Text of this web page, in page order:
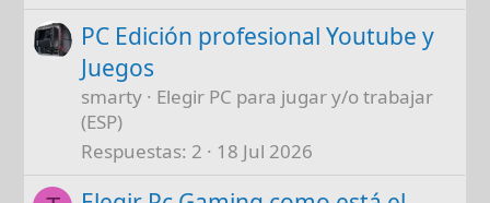
PC Edición profesional Youtube y
Juegos
smarty
Elegir PC para jugar y/o trabajar
(ESP)
Respuestas 2 18 Jul 2026